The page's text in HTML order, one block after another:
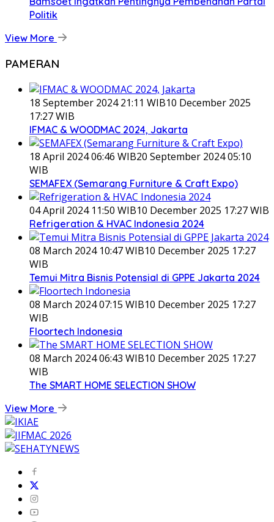
Politik
View More
PAMERAN
18 September 2024 21:11 WIB10 December 2025
17:27 WIB
IFMAC & WOODMAC 2024, Jakarta
18 April 2024 06:46 WIB20 September 2024 05:10
WIB
SEMAFEX (Semarang Furniture & Craft Expo)
04 April 2024 11:50 WIB10 December 2025 17:27 WIB
Refrigeration & HVAC Indonesia 2024
08 March 2024 10:47 WIB10 December 2025 17:27
WIB
Temui Mitra Bisnis Potensial di GPPE Jakarta 2024
08 March 2024 07:15 WIB10 December 2025 17:27
WIB
Floortech Indonesia
08 March 2024 06:43 WIB10 December 2025 17:27
WIB
The SMART HOME SELECTION SHOW
View More